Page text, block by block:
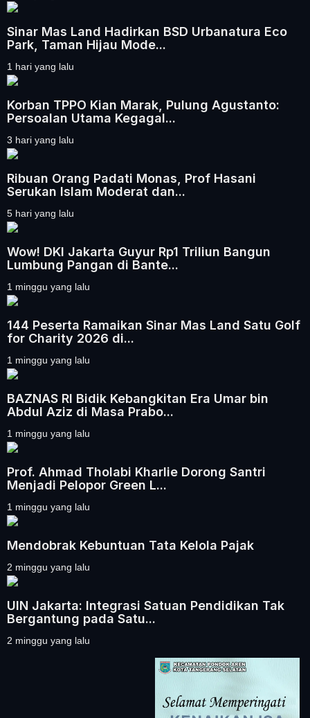
Sinar Mas Land Hadirkan BSD Urbanatura Eco
Park, Taman Hijau Mode...
1 hari yang lalu
Korban TPPO Kian Marak, Pulung Agustanto:
Persoalan Utama Kegagal...
3 hari yang lalu
Ribuan Orang Padati Monas, Prof Hasani
Serukan Islam Moderat dan...
5 hari yang lalu
Wow! DKI Jakarta Guyur Rp1 Triliun Bangun
Lumbung Pangan di Bante...
1 minggu yang lalu
144 Peserta Ramaikan Sinar Mas Land Satu Golf
for Charity 2026 di...
1 minggu yang lalu
BAZNAS RI Bidik Kebangkitan Era Umar bin
Abdul Aziz di Masa Prabo...
1 minggu yang lalu
Prof. Ahmad Tholabi Kharlie Dorong Santri
Menjadi Pelopor Green L...
1 minggu yang lalu
Mendobrak Kebuntuan Tata Kelola Pajak
2 minggu yang lalu
UIN Jakarta: Integrasi Satuan Pendidikan Tak
Bergantung pada Satu...
2 minggu yang lalu